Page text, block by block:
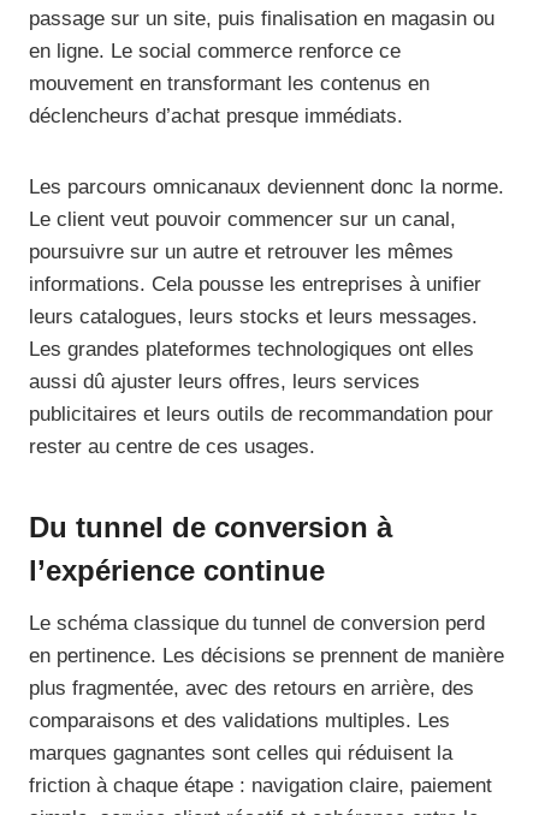
passage sur un site, puis finalisation en magasin ou
en ligne. Le social commerce renforce ce
mouvement en transformant les contenus en
déclencheurs d’achat presque immédiats.
Les parcours omnicanaux deviennent donc la norme.
Le client veut pouvoir commencer sur un canal,
poursuivre sur un autre et retrouver les mêmes
informations. Cela pousse les entreprises à unifier
leurs catalogues, leurs stocks et leurs messages.
Les grandes plateformes technologiques ont elles
aussi dû ajuster leurs offres, leurs services
publicitaires et leurs outils de recommandation pour
rester au centre de ces usages.
Du tunnel de conversion à
l’expérience continue
Le schéma classique du tunnel de conversion perd
en pertinence. Les décisions se prennent de manière
plus fragmentée, avec des retours en arrière, des
comparaisons et des validations multiples. Les
marques gagnantes sont celles qui réduisent la
friction à chaque étape : navigation claire, paiement